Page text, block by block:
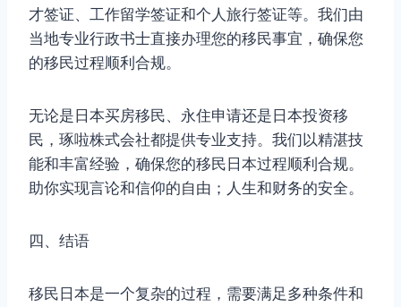
才签证、工作留学签证和个人旅行签证等。我们由
当地专业行政书士直接办理您的移民事宜，确保您
的移民过程顺利合规。
无论是日本买房移民、永住申请还是日本投资移
民，琢啦株式会社都提供专业支持。我们以精湛技
能和丰富经验，确保您的移民日本过程顺利合规。
助你实现言论和信仰的自由；人生和财务的安全。
四、结语
移民日本是一个复杂的过程，需要满足多种条件和